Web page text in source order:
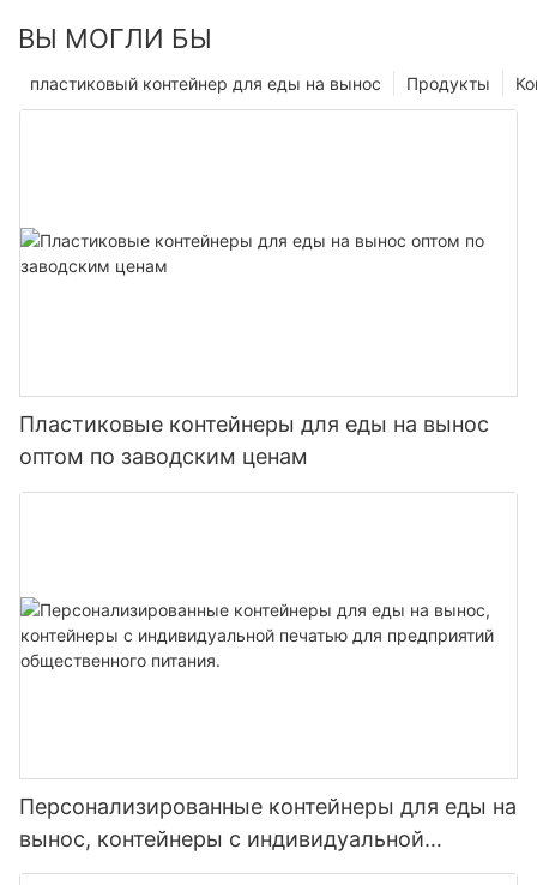
ВЫ МОГЛИ БЫ
Продукты
пластиковый контейнер для еды на вынос
Пластиковые контейнеры для еды на вынос
оптом по заводским ценам
Персонализированные контейнеры для еды на
вынос, контейнеры с индивидуальной
печатью для предприятий общественного